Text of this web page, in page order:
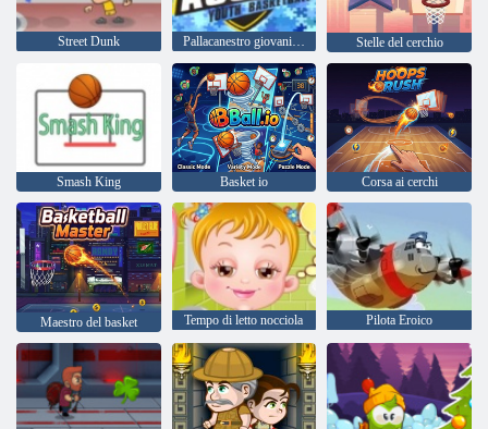
Street Dunk Pallacanestro giovanile di Austin Stelle del cerchio
Smash King Basket io Corsa ai cerchi
Maestro del basket Tempo di letto nocciola Pilota Eroico